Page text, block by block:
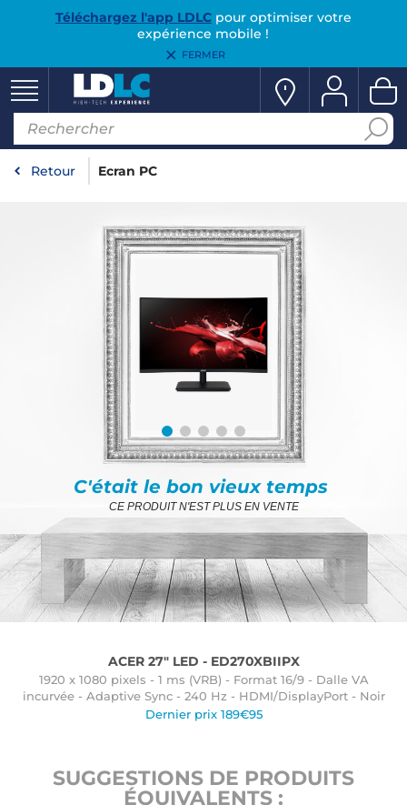
Téléchargez l'app LDLCpour optimiser votre
expérience mobile !
FERMER
Retour Ecran PC
C'était le bon vieux temps
CE PRODUIT N'EST PLUS EN VENTE
ACER 27" LED - ED270XBIIPX
1920 x 1080 pixels - 1 ms (VRB) - Format 16/9 - Dalle VA
incurvée - Adaptive Sync - 240 Hz - HDMI/DisplayPort - Noir
Dernier prix 189€95
SUGGESTIONS DE PRODUITS
ÉQUIVALENTS :